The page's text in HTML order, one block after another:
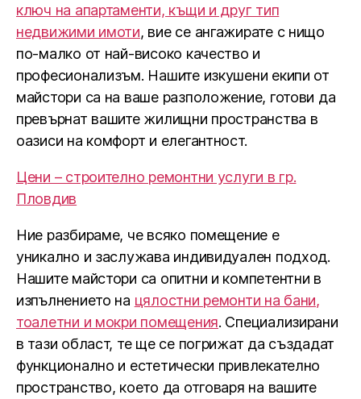
ключ на апартаменти, къщи и друг тип
недвижими имоти, вие се ангажирате с нищо
по-малко от най-високо качество и
професионализъм. Нашите изкушени екипи от
майстори са на ваше разположение, готови да
превърнат вашите жилищни пространства в
оазиси на комфорт и елегантност.
Цени – строително ремонтни услуги в гр.
Пловдив
Ние разбираме, че всяко помещение е
уникално и заслужава индивидуален подход.
Нашите майстори са опитни и компетентни в
изпълнението на цялостни ремонти на бани,
тоалетни и мокри помещения. Специализирани
в тази област, те ще се погрижат да създадат
функционално и естетически привлекателно
пространство, което да отговаря на вашите